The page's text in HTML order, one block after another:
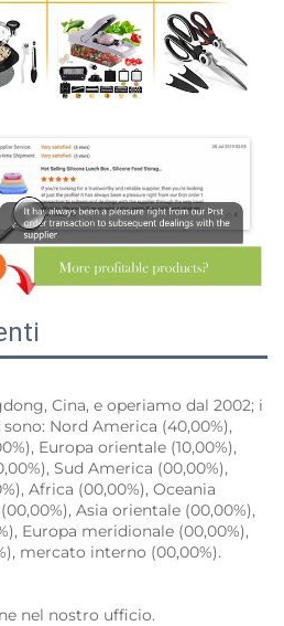
Cina, e operiamo dal 2002; i
Nord America (40,00%),
Europa orientale (10,00%),
Sud America (00,00%),
Africa (00,00%), Oceania
Asia orientale (00,00%),
Europa meridionale (00,00%),
mercato interno (00,00%).
nel nostro ufficio.